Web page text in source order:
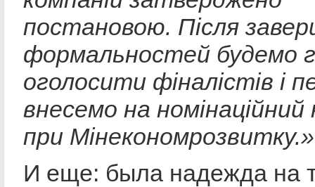
постановою. Після
формальностей будемо
оголосити фіналістів і
внесемо на
при Мінекономрозвитку.»
И еще: была надежда на